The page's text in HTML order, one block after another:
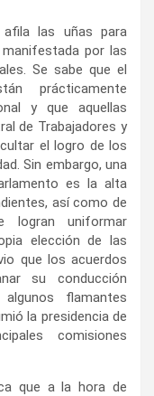
las uñas para
por las
Se sabe que el
prácticamente
y que aquellas
de Trabajadores y
el logro de los
Sin embargo, una
es la alta
así como de
logran uniformar
elección de las
que los acuerdos
su conducción
flamantes
la presidencia de
comisiones
que a la hora de